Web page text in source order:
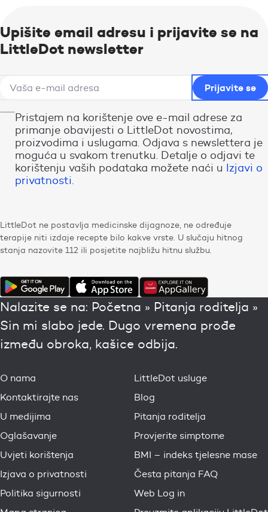
Upišite email adresu i prijavite se na
LittleDot newsletter
Pristajem na korištenje ove e-mail adrese za
primanje obavijesti o LittleDot novostima,
proizvodima i uslugama. Odjava s newslettera je
moguća u svakom trenutku. Detalje o odjavi te
korištenju vaših podataka možete naći u Izjavi o
privatnosti.
LittleDot ne postavlja medicinske dijagnoze, ne određuje
terapije niti izdaje recepte bilo kakve vrste. U slučaju hitnog
stanja nazovite 112 ili posjetite najbližu hitnu službu.
Nalazite se na: Početna » Pitanja roditelja »
Sin mi slabo jede. Dugo vremena prođe
između obroka, kašice odbija.
O nama
Kontaktirajte nas
U medijima
Oglašavanje
Uvjeti korištenja
Izjava o privatnosti
Politika sigurnosti
LittleDot usluge
Blog
Pitanja roditelja
Provjerite simptome
BMI – indeks tjelesne mase
Česta pitanja FAQ
Web Log in